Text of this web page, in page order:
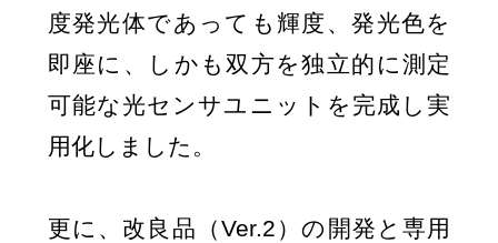
度発光体であっても輝度、発光色を
即座に、しかも双方を独立的に測定
可能な光センサユニットを完成し実
用化しました。
更に、改良品（Ver.2）の開発と専用